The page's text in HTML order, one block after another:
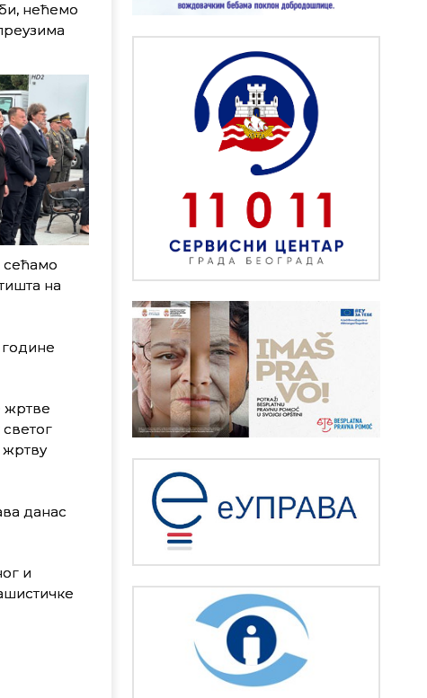
нећемо
сећамо
на
године
жртве
данас
и